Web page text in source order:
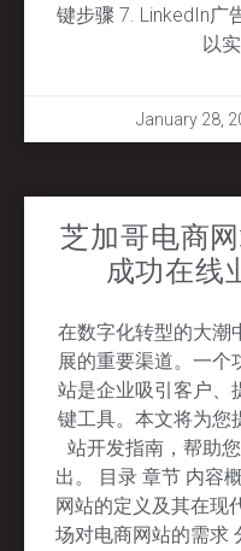
键步骤 7. LinkedIn广
以
January 28,
芝加哥电商
成功在线
在数字化转型的大潮
展的重要渠道。一个
站是企业吸引客户、
键工具。本文将为您
站开发指南，帮助
出。 目录 章节 内容
网站的定义及其在现
场对电商网站的需求